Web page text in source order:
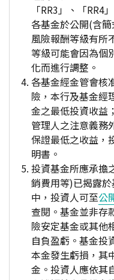
「RR3」、「
各基金於公開(含
風險報酬等級有所
等級可能會因為個
化而進行調整。
各基金經金管會核
險，本行及基金經
金之最低投資收益
管理人之注意義務
保證最低之收益，
明書。
投資基金所應承擔
銷費用等)已揭露
中，投資人可至公
查閱。基金並非存
險安定基金或其他
自負盈虧。基金投
本金發生虧損，其
金。投資人應依其